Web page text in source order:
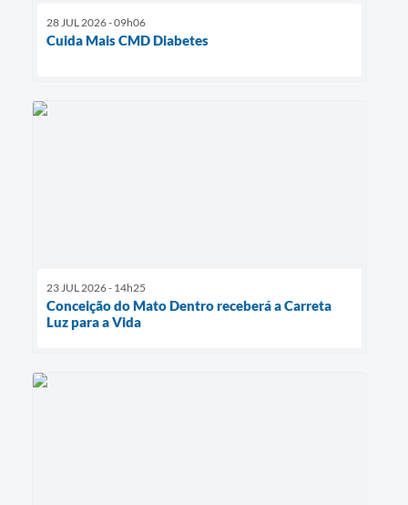
28 JUL 2026 - 09h06
Cuida Mais CMD Diabetes
23 JUL 2026 - 14h25
Conceição do Mato Dentro receberá a Carreta
Luz para a Vida